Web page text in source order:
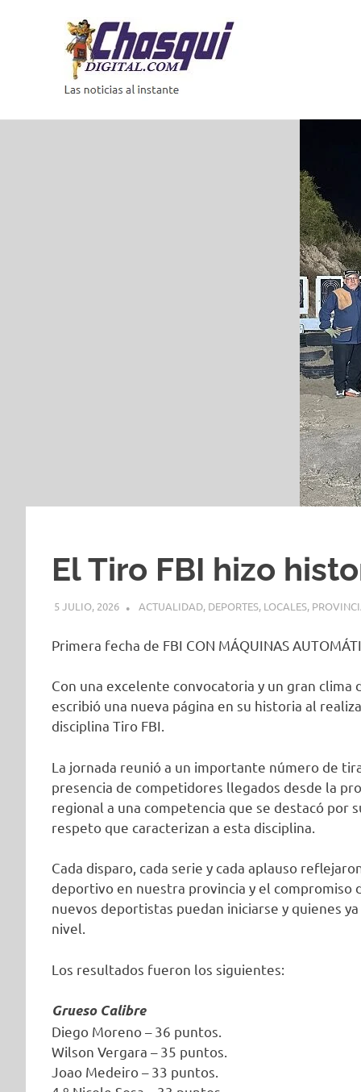
El Tiro FBI hizo
5 JULIO, 2026 H P
ACTUALIDAD, DEPORTES, LOCALES,
Primera fecha de FBI CON MÁQUINAS
Con una excelente convocatoria y un gran
escribió una nueva página en su historia al
disciplina Tiro FBI.
La jornada reunió a un importante número de
presencia de competidores llegados desde la
regional a una competencia que se destacó por
respeto que caracterizan a esta disciplina.
Cada disparo, cada serie y cada aplauso
deportivo en nuestra provincia y el compromiso
nuevos deportistas puedan iniciarse y quienes
nivel.
Los resultados fueron los siguientes:
Grueso Calibre
Diego Moreno – 36 puntos.
Wilson Vergara – 35 puntos.
Joao Medeiro – 33 puntos.